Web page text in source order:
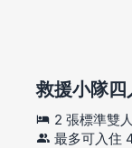
救援小隊四
2 張標準雙
最多可入住